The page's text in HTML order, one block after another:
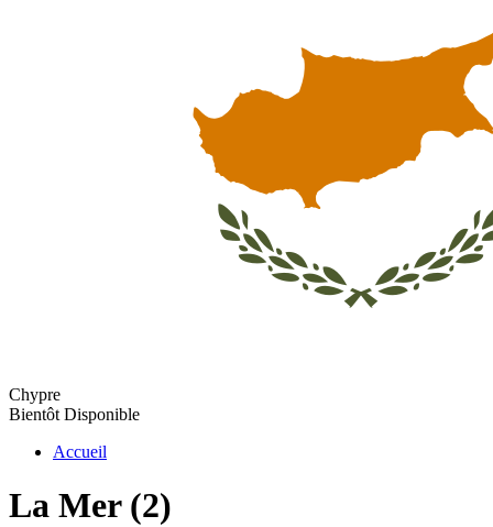
Chypre
Bientôt Disponible
Accueil
La Mer (2)